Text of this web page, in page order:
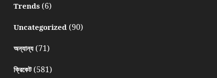
Trends(6)
Uncategorized(90)
অন্যান্য(71)
ক্রিকেট(581)